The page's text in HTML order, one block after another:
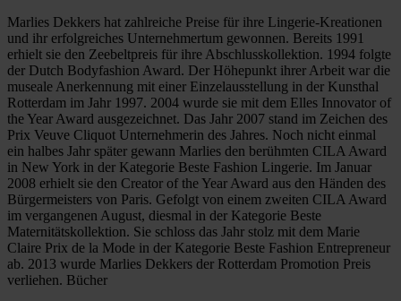
Marlies Dekkers hat zahlreiche Preise für ihre Lingerie-Kreationen
und ihr erfolgreiches Unternehmertum gewonnen. Bereits 1991
erhielt sie den Zeebeltpreis für ihre Abschlusskollektion. 1994 folgte
der Dutch Bodyfashion Award. Der Höhepunkt ihrer Arbeit war die
museale Anerkennung mit einer Einzelausstellung in der Kunsthal
Rotterdam im Jahr 1997. 2004 wurde sie mit dem Elles Innovator of
the Year Award ausgezeichnet. Das Jahr 2007 stand im Zeichen des
Prix Veuve Cliquot Unternehmerin des Jahres. Noch nicht einmal
ein halbes Jahr später gewann Marlies den berühmten CILA Award
in New York in der Kategorie Beste Fashion Lingerie. Im Januar
2008 erhielt sie den Creator of the Year Award aus den Händen des
Bürgermeisters von Paris. Gefolgt von einem zweiten CILA Award
im vergangenen August, diesmal in der Kategorie Beste
Maternitätskollektion. Sie schloss das Jahr stolz mit dem Marie
Claire Prix de la Mode in der Kategorie Beste Fashion Entrepreneur
ab. 2013 wurde Marlies Dekkers der Rotterdam Promotion Preis
verliehen. Bücher